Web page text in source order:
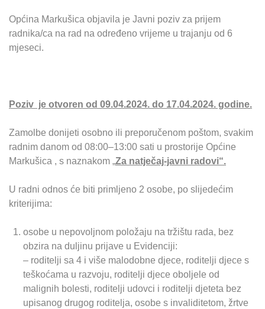
Općina Markušica objavila je Javni poziv za prijem
radnika/ca na rad na određeno vrijeme u trajanju od 6
mjeseci.
Poziv je otvoren od 09.04.2024. do 17.04.2024. godine.
Zamolbe donijeti osobno ili preporučenom poštom, svakim
radnim danom od 08:00–13:00 sati u prostorije Općine
Markušica , s naznakom „Za natječaj-javni radovi“.
U radni odnos će biti primljeno 2 osobe, po slijedećim
kriterijima:
osobe u nepovoljnom položaju na tržištu rada, bez
obzira na duljinu prijave u Evidenciji:
– roditelji sa 4 i više malodobne djece, roditelji djece s
teškoćama u razvoju, roditelji djece oboljele od
malignih bolesti, roditelji udovci i roditelji djeteta bez
upisanog drugog roditelja, osobe s invaliditetom, žrtve